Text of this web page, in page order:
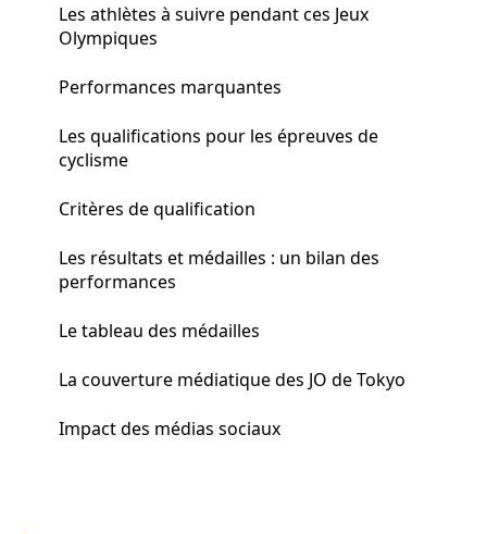
Les athlètes à suivre pendant ces Jeux
Olympiques
Performances marquantes
Les qualifications pour les épreuves de
cyclisme
Critères de qualification
Les résultats et médailles : un bilan des
performances
Le tableau des médailles
La couverture médiatique des JO de Tokyo
Impact des médias sociaux